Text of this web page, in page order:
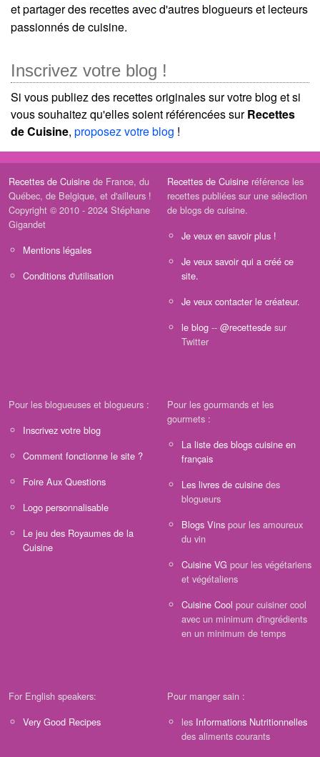
et partager des recettes avec d'autres blogueurs et lecteurs
passionnés de cuisine.
Inscrivez votre blog !
Si vous publiez des recettes originales sur votre blog et si
vous souhaitez qu'elles soient référencées surRecettes
de Cuisine, proposez votre blog !
Recettes de Cuisine de France, du
Québec, de Belgique, et d'ailleurs !
Copyright © 2010 - 2024 Stéphane
Gigandet
Mentions légales
Conditions d'utilisation
Recettes de Cuisine référence les
recettes publiées sur une sélection
de blogs de cuisine.
Je veux en savoir plus !
Je veux savoir qui a créé ce
site.
Je veux contacter le créateur.
le blog -- @recettesde sur
Twitter
Pour les blogueuses et blogueurs :
Inscrivez votre blog
Comment fonctionne le site ?
Foire Aux Questions
Logo personnalisable
Le jeu des Royaumes de la
Cuisine
Pour les gourmands et les
gourmets :
La liste des blogs cuisine en
français
Les livres de cuisine des
blogueurs
Blogs Vins pour les amoureux
du vin
Cuisine VG pour les végétariens
et végétaliens
Cuisine Cool pour cuisiner cool
avec un minimum d'ingrédients
en un minimum de temps
For English speakers:
Very Good Recipes
Pour manger sain :
les Informations Nutritionnelles
des aliments courants